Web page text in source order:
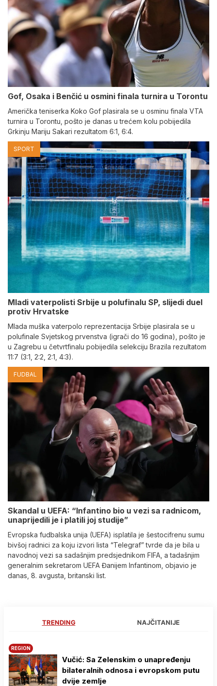
Gof, Osaka i Benčić u osmini finala turnira u Torontu
Američka teniserka Koko Gof plasirala se u osminu finala VTA
turnira u Torontu, pošto je danas u trećem kolu pobijedila
Grkinju Mariju Sakari rezultatom 6:1, 6:4.
SPORT
Mladi vaterpolisti Srbije u polufinalu SP, slijedi duel
protiv Hrvatske
Mlada muška vaterpolo reprezentacija Srbije plasirala se u
polufinale Svjetskog prvenstva (igrači do 16 godina), pošto je
u Zagrebu u četvrtfinalu pobijedila selekciju Brazila rezultatom
11:7 (3:1, 2:2, 2:1, 4:3).
FUDBAL
Skandal u UEFA: “Infantino bio u vezi sa radnicom,
unaprijedili je i platili joj studije”
Evropska fudbalska unija (UEFA) isplatila je šestocifrenu sumu
bivšoj radnici za koju izvori lista “Telegraf” tvrde da je bila u
navodnoj vezi sa sadašnjim predsjednikom FIFA, a tadašnjim
generalnim sekretarom UEFA Đanijem Infantinom, objavio je
danas, 8. avgusta, britanski list.
TRENDING NAJČITANIJE
REGION
Vučić: Sa Zelenskim o unapređenju
bilateralnih odnosa i evropskom putu
dvije zemlje